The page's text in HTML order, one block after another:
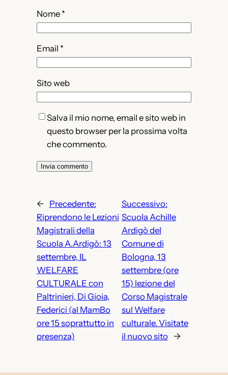
Nome *
Email *
Sito web
Salva il mio nome, email e sito web in
questo browser per la prossima volta
che commento.
←
Precedente:
Riprendono le Lezioni
Magistrali della
Scuola A.Ardigò: 13
settembre, IL
WELFARE
CULTURALE con
Paltrinieri, Di Gioia,
Federici (al MamBo
ore 15 soprattutto in
presenza)
Successivo:
Scuola Achille
Ardigò del
Comune di
Bologna, 13
settembre (ore
15) lezione del
Corso Magistrale
sul Welfare
culturale. Visitate
il nuovo sito
→